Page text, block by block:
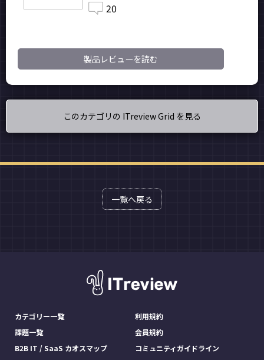
20
製品レビューを読む
このカテゴリの ITreview Grid を見る
一覧へ戻る
カテゴリー一覧
課題一覧
B2B IT / SaaS カオスマップ
利用規約
会員規約
コミュニティガイドライン